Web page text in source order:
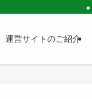
運営サイトのご紹介